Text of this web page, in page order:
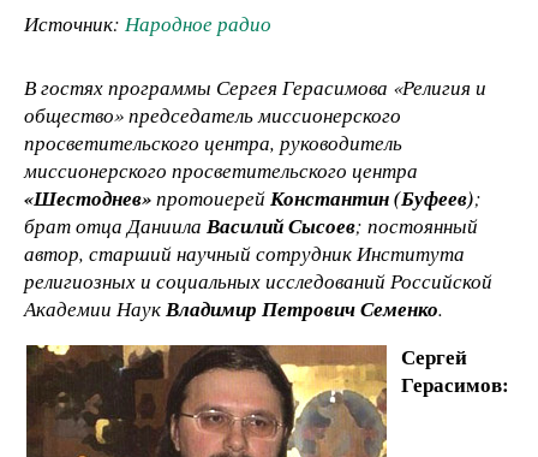
Источник: Народное радио
В гостях программы Сергея Герасимова «Религия и
общество» председатель миссионерского
просветительского центра, руководитель
миссионерского просветительского центра
«Шестоднев»протоиерейКонстантин (Буфеев);
брат отца Даниила Василий Сысоев; постоянный
автор, старший научный сотрудник Института
религиозных и социальных исследований Российской
Академии НаукВладимир Петрович Семенко.
Сергей
Герасимов: